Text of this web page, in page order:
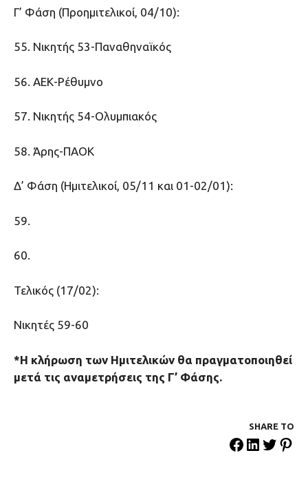
Γ’ Φάση (Προημιτελικοί, 04/10):
55. Νικητής 53-Παναθηναϊκός
56. ΑΕΚ-Ρέθυμνο
57. Νικητής 54-Ολυμπιακός
58. Άρης-ΠΑΟΚ
Δ’ Φάση (Ημιτελικοί, 05/11 και 01-02/01):
59.
60.
Τελικός (17/02):
Νικητές 59-60
*Η κλήρωση των Ημιτελικών θα πραγματοποιηθεί
μετά τις αναμετρήσεις της Γ’ Φάσης.
SHARE ΤΟ